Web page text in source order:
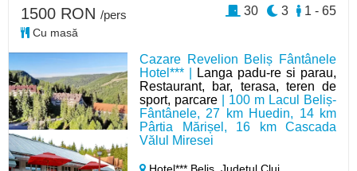
Cazare Revelion Beliș Fântânele
Hotel*** |
Langa padu-re si parau,
Restaurant, bar, terasa, teren de
sport, parcare | 100 m Lacul Beliș-
Fântânele, 27 km Huedin, 14 km
Pârtia Mărișel, 16 km Cascada
Vălul Miresei
1500 RON /pers
Cu masă
1 - 65
3
30